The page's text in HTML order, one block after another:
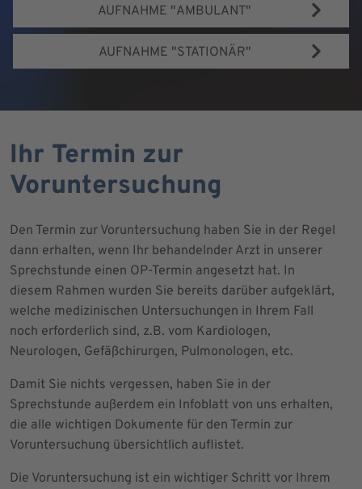
AUFNAHME "AMBULANT"
AUFNAHME "STATIONÄR"
Ihr Termin zur
Voruntersuchung
Den Termin zur Voruntersuchung haben Sie in der Regel
dann erhalten, wenn Ihr behandelnder Arzt in unserer
Sprechstunde einen OP-Termin angesetzt hat. In
diesem Rahmen wurden Sie bereits darüber aufgeklärt,
welche medizinischen Untersuchungen in Ihrem Fall
noch erforderlich sind, z.B. vom Kardiologen,
Neurologen, Gefäßchirurgen, Pulmonologen, etc.
Damit Sie nichts vergessen, haben Sie in der
Sprechstunde außerdem ein Infoblatt von uns erhalten,
die alle wichtigen Dokumente für den Termin zur
Voruntersuchung übersichtlich auflistet.
Die Voruntersuchung ist ein wichtiger Schritt vor Ihrem